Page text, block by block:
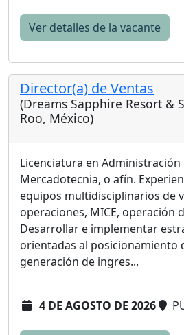
Ver detalles de la vacante
Director(a) de Ventas
(Dreams Sapphire Resort &
Roo, México)
Licenciatura en
Mercadotecnia, o afín.
equipos multidisciplinarios de
operaciones, MICE, operación
Desarrollar e implementar
orientadas al posicionamiento
generación de ingres...
4 DE AGOSTO DE 2026